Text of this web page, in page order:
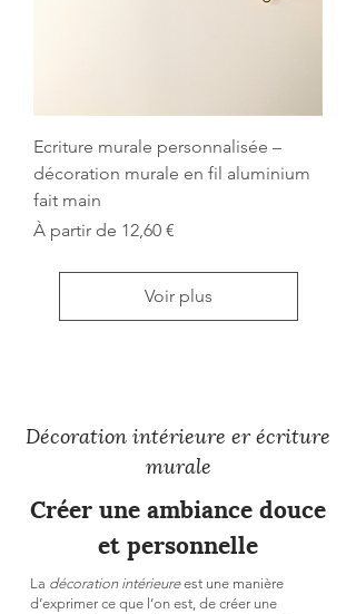
Ecriture murale personnalisée –
décoration murale en fil aluminium
fait main
À partir de 12,60 €
Prix promotionnel
Voir plus
Décoration intérieure er écriture
murale
Créer une ambiance douce
et personnelle
La décoration intérieureest une manière
d’exprimer ce que l’on est, de créer une